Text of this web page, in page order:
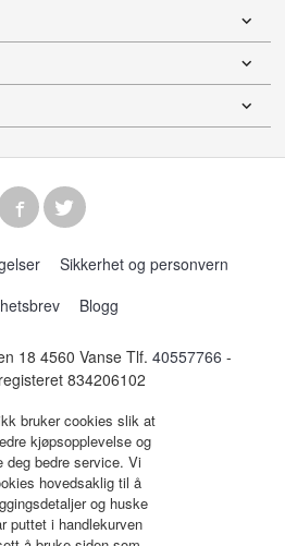
Sikkerhet og personvern
Blogg
18 4560 Vanse Tlf. 40557766 -
834206102
bruker cookies slik at
kjøpsopplevelse og
deg bedre service. Vi
hovedsaklig til å
og huske
puttet i handlekurven